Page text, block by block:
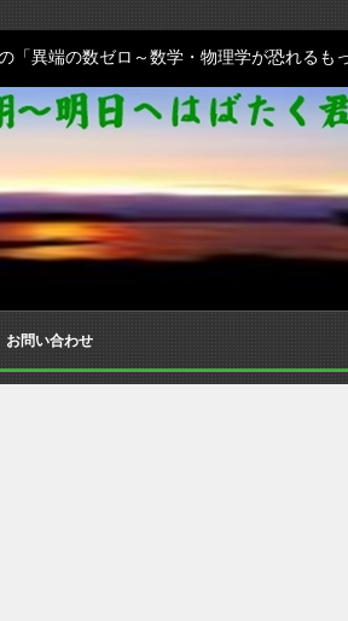
「異端の数ゼロ～数学・物理学が恐れるも
お問い合わせ